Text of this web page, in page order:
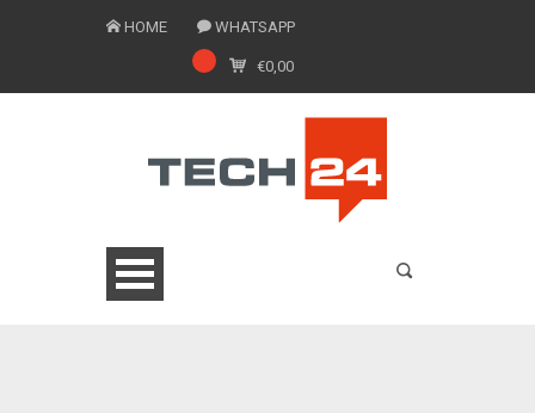
HOME WHATSAPP
€0,00